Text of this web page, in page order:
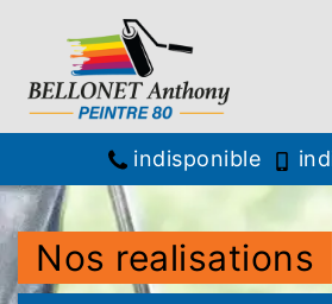
indisponible
Nos realisations